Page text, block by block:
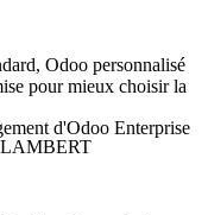
Odoo personnalisé
pour mieux choisir la